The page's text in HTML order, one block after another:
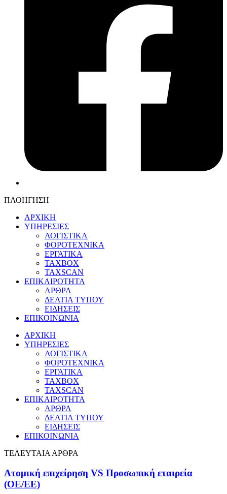
ΠΛΟΗΓΗΣΗ
ΑΡΧΙΚΗ
ΥΠΗΡΕΣΙΕΣ
ΛΟΓΙΣΤΙΚΑ
ΦΟΡΟΤΕΧΝΙΚΑ
ΕΡΓΑΤΙΚΑ
TAXBOX
TAXSCAN
ΕΠΙΚΑΙΡΟΤΗΤΑ
ΑΡΘΡΑ
ΔΕΛΤΙΑ ΤΥΠΟΥ
ΕΙΔΗΣΕΙΣ
ΕΠΙΚΟΙΝΩΝΙΑ
ΑΡΧΙΚΗ
ΥΠΗΡΕΣΙΕΣ
ΛΟΓΙΣΤΙΚΑ
ΦΟΡΟΤΕΧΝΙΚΑ
ΕΡΓΑΤΙΚΑ
TAXBOX
TAXSCAN
ΕΠΙΚΑΙΡΟΤΗΤΑ
ΑΡΘΡΑ
ΔΕΛΤΙΑ ΤΥΠΟΥ
ΕΙΔΗΣΕΙΣ
ΕΠΙΚΟΙΝΩΝΙΑ
ΤΕΛΕΥΤΑΙΑ ΑΡΘΡΑ
Ατομική επιχείρηση VS Προσωπική εταιρεία
(OE/EE)